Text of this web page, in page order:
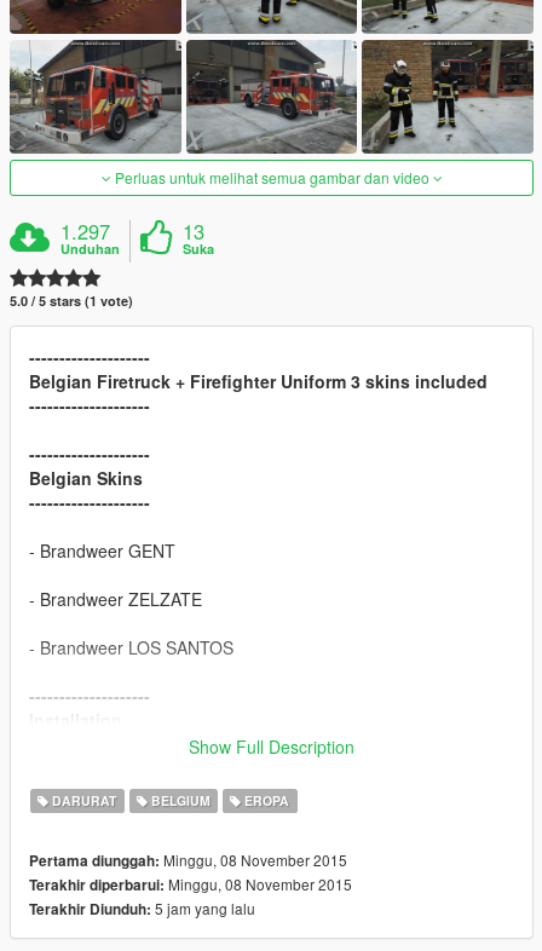
Perluas untuk melihat semua gambar dan video
1.297
Unduhan
13
Suka
5.0 / 5 stars (1 vote)
--------------------
Belgian Firetruck + Firefighter Uniform 3 skins included
--------------------
--------------------
Belgian Skins
--------------------
- Brandweer GENT
- Brandweer ZELZATE
- Brandweer LOS SANTOS
--------------------
- Brandweerwagen:
mods/update/x64/dlcpacks/patchday3/dlc/x64/levels/gta5/vehicl
es.rpf
- update bestand vehicles.meta :: FLAG_HAS_LIVERY
Show Full Description
DARURAT BELGIUM EROPA
Pertama diunggah: Minggu, 08 November 2015
Terakhir diperbarui: Minggu, 08 November 2015
Terakhir Diunduh: 5 jam yang lalu